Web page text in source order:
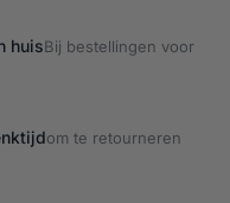
huisBij bestellingen voor
om te retourneren